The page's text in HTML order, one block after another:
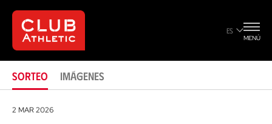
ES
MENÚ
San Mamés
SORTEO IMÁGENES
2 MAR 2026